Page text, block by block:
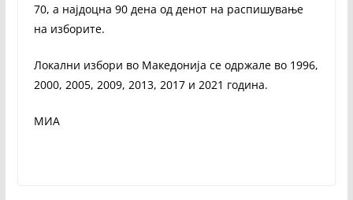
70, а најдоцна 90 дена од денот на распишување
на изборите.
Локални избори во Македонија се одржале во 1996,
2000, 2005, 2009, 2013, 2017 и 2021 година.
МИА